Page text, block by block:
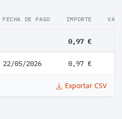
FECHA DE PAGO IMPORTE
0,97 €
22/05/2026 0,97 €
Exportar CSV